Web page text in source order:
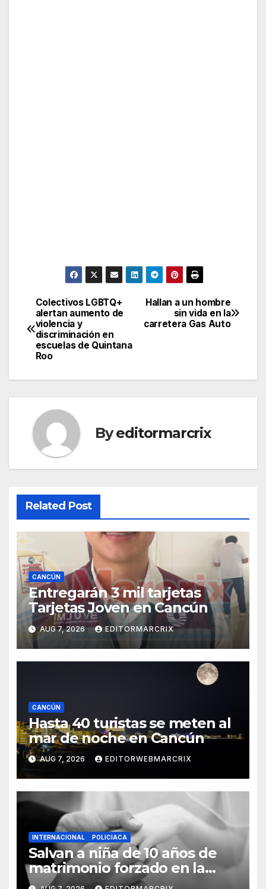
Post
navigation
Hallan a un hombre
sin vida en la
carretera Gas Auto
Colectivos LGBTQ+
alertan aumento de
violencia y
discriminación en
escuelas de Quintana
Roo
Byeditormarcrix
Related Post
CANCÚN
Entregarán 3 mil tarjetas
Tarjetas Joven en Cancún
AUG 7, 2026 EDITORMARCRIX
CANCÚN
Hasta 40 turistas se meten al
mar de noche en Cancún
AUG 7, 2026 EDITORWEBMARCRIX
INTERNACIONAL POLICIACA
Salvan a niña de 10 años de
matrimonio forzado en la
Amazonía de Ecuador